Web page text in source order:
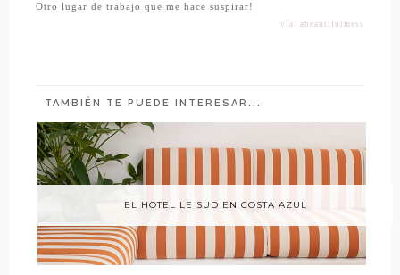
Otro lugar de trabajo que me hace suspirar!
vía: abeautifulmess
TAMBIÉN TE PUEDE INTERESAR...
EL HOTEL LE SUD EN COSTA AZUL